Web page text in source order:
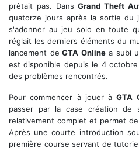
prêtait pas. DansGrand Theft
quatorze jours après la sortie du
s'adonner au jeu solo en toute
réglait les derniers éléments du
lancement de GTA Onlinea subi
est disponible depuis le 4
des problèmes rencontrés.
Pour commencer à jouer àGTA
passer par la case création de
relativement complet et permet
Après une courte introduction
première course servant de